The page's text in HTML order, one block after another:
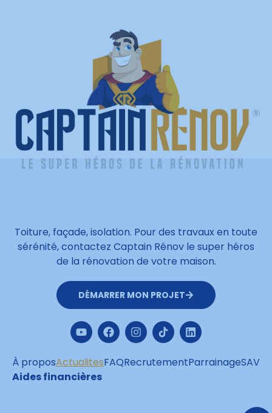
Toiture, façade, isolation. Pour des travaux en toute
sérénité, contactez Captain Rénov le super héros
de la rénovation de votre maison.
DÉMARRER MON PROJET
À proposActualitesFAQRecrutementParrainageSAV
Aides financières